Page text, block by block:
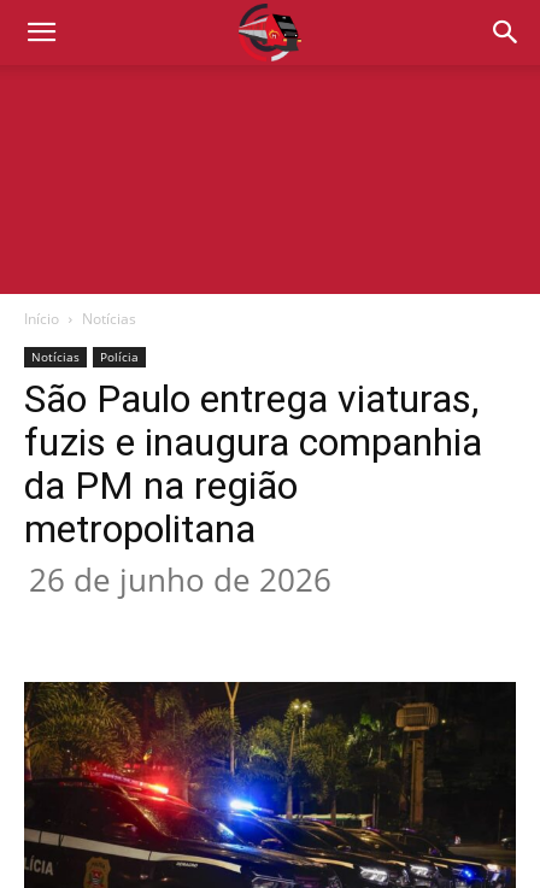
Início Notícias
Notícias Polícia
São Paulo entrega viaturas,
fuzis e inaugura companhia
da PM na região
metropolitana
26 de junho de 2026